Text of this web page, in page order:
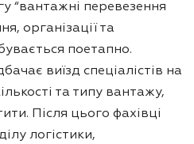
“вантажні перевезення
організації та
поетапно.
виїзд спеціалістів на
та типу вантажу,
Після цього фахівці
логістики,